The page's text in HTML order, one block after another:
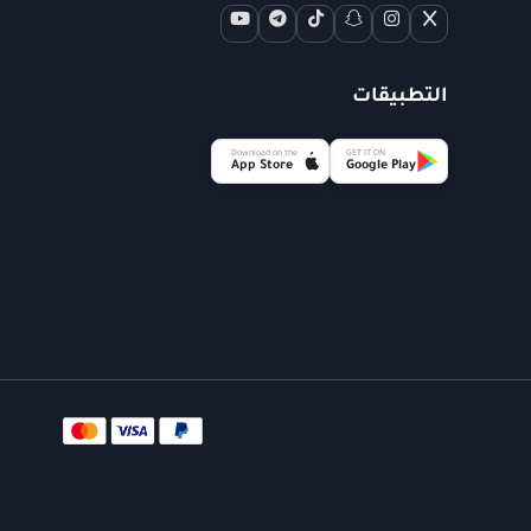
التطبيقات
GET IT ON
Google Play
Download on the
App Store